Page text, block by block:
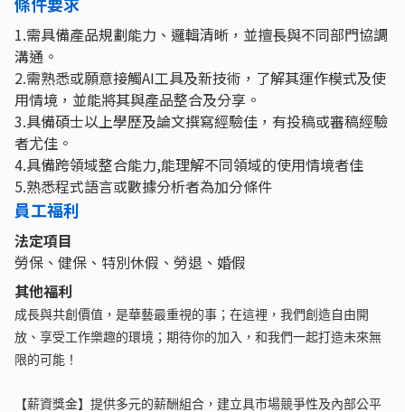
1.需具備產品規劃能力、邏輯清晰，並擅長與不同部門協調
溝通。
2.需熟悉或願意接觸AI工具及新技術，了解其運作模式及使
用情境，並能將其與產品整合及分享。
3.具備碩士以上學歷及論文撰寫經驗佳，有投稿或審稿經驗
者尤佳。
4.具備跨領域整合能力,能理解不同領域的使用情境者佳
5.熟悉程式語言或數據分析者為加分條件
員工福利
法定項目
勞保、健保、特別休假、勞退、婚假
其他福利
成長與共創價值，是華藝最重視的事；在這裡，我們創造自由開
放、享受工作樂趣的環境；期待你的加入，和我們一起打造未來無
限的可能！
【薪資獎金】提供多元的薪酬組合，建立具市場競爭性及內部公平